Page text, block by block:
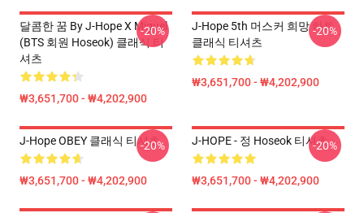
달콤한 꿈 By J-Hope X Miguel
(BTS 회원 Hoseok) 클래식 티
셔츠
₩3,651,700 - ₩4,202,900
-20%
J-Hope 5th 머스커 희망 하트
클래식 티셔츠
₩3,651,700 - ₩4,202,900
-20%
J-Hope OBEY 클래식 티셔츠
₩3,651,700 - ₩4,202,900
-20% J-HOPE - 정 Hoseok 티셔츠
₩3,651,700 - ₩4,202,900
-20%